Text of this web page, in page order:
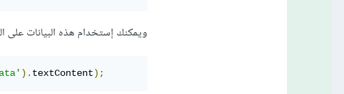
ويمكنك إستخدام هذه البيانات على
). textContent);